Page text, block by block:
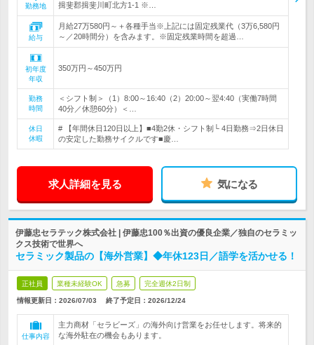
勤務地
揖斐郡揖斐川町北方1-1 ※…
給与
月給27万580円～＋各種手当※上記には固定残業代（3万6,580円
～／20時間分）を含みます。※固定残業時間を超過…
初年度
年収
350万円～450万円
勤務
時間
＜シフト制＞（1）8:00～16:40（2）20:00～翌4:40（実働7時間
40分／休憩60分）＜…
休日
休暇
# 【年間休日120日以上】■4勤2休・シフト制└ 4日勤務⇒2日休日
の安定した勤務サイクルです■慶…
求人詳細を見る 気になる
伊藤忠セラテック株式会社 | 伊藤忠100％出資の優良企業／独自のセラミッ
クス技術で世界へ
セラミック製品の【海外営業】◆年休123日／語学を活かせる！
正社員 業種未経験OK 急募 完全週休2日制
情報更新日：2026/07/03 終了予定日： 2026/12/24
仕事内容
主力商材「セラビーズ」の海外向け営業をお任せします。将来的
な海外駐在の機会もあります。